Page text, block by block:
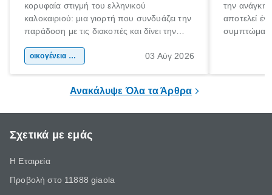
κορυφαία στιγμή του ελληνικού
καλοκαιριού: μια γιορτή που συνδυάζει την
παράδοση με τις διακοπές και δίνει την
χώρας. Είτε πρόκειται για λίγες μέρες
οικογένεια & παιδί 03 Αύγ 2026
την ανάγκη
αποτελεί
Ανακάλυψε Όλα τα Άρθρα
Σχετικά με εμάς
Η Εταιρεία
Προβολή στο 11888 giaola